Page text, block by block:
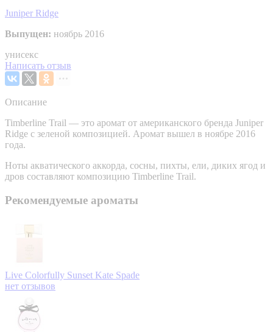
Juniper Ridge
Выпущен: ноябрь 2016
унисекс
Написать отзыв
Описание
Timberline Trail — это аромат от американского бренда Juniper
Ridge с зеленой композицией. Аромат вышел в ноябре 2016
года.
Ноты акватического аккорда, сосны, пихты, ели, диких ягод и
дров составляют композицию Timberline Trail.
Рекомендуемые ароматы
Live Colorfully Sunset Kate Spade
нет отзывов